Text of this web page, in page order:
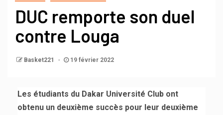
DUC remporte son duel
contre Louga
Basket221 19 février 2022
Les étudiants du Dakar Université Club ont
obtenu un deuxième succès pour leur deuxième